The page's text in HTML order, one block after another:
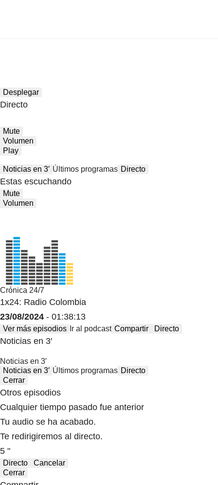
Desplegar
Directo
Mute
Volumen
Play
Noticias en 3′ Últimos programas Directo
Estas escuchando
Mute
Volumen
Crónica 24/7
1x24: Radio Colombia
23/08/2024 - 01:38:13
Ver más episodios Ir al podcast Compartir Directo
Noticias en 3′
Noticias en 3′
Noticias en 3′ Últimos programas Directo
Cerrar
Otros episodios
Cualquier tiempo pasado fue anterior
Tu audio se ha acabado.
Te redirigiremos al directo.
5 "
Directo
Cancelar
Cerrar